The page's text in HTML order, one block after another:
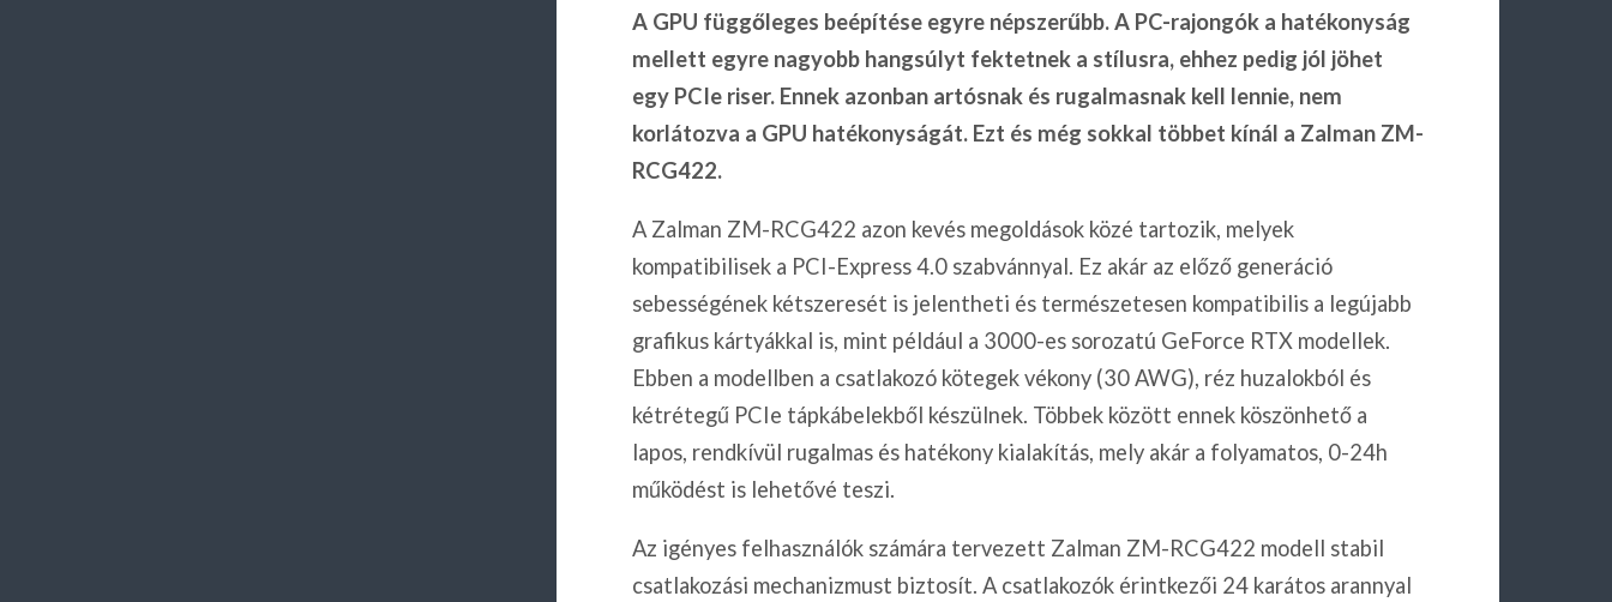
A GPU függőleges beépítése egyre népszerűbb. A PC-rajongók a hatékonyság
mellett egyre nagyobb hangsúlyt fektetnek a stílusra, ehhez pedig jól jöhet
egy PCIe riser. Ennek azonban artósnak és rugalmasnak kell lennie, nem
korlátozva a GPU hatékonyságát. Ezt és még sokkal többet kínál a Zalman ZM-
RCG422.
A Zalman ZM-RCG422 azon kevés megoldások közé tartozik, melyek
kompatibilisek a PCI-Express 4.0 szabvánnyal. Ez akár az előző generáció
sebességének kétszeresét is jelentheti és természetesen kompatibilis a legújabb
grafikus kártyákkal is, mint például a 3000-es sorozatú GeForce RTX modellek.
Ebben a modellben a csatlakozó kötegek vékony (30 AWG), réz huzalokból és
kétrétegű PCIe tápkábelekből készülnek. Többek között ennek köszönhető a
lapos, rendkívül rugalmas és hatékony kialakítás, mely akár a folyamatos, 0-24h
működést is lehetővé teszi.
Az igényes felhasználók számára tervezett Zalman ZM-RCG422 modell stabil
csatlakozási mechanizmust biztosít. A csatlakozók érintkezői 24 karátos arannyal